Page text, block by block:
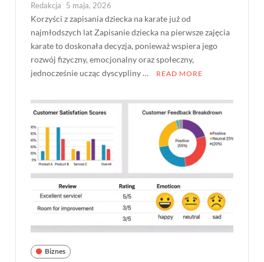
Redakcja 5 maja, 2026
Korzyści z zapisania dziecka na karate już od
najmłodszych lat Zapisanie dziecka na pierwsze zajęcia
karate to doskonała decyzja, ponieważ wspiera jego
rozwój fizyczny, emocjonalny oraz społeczny,
jednocześnie ucząc dyscypliny …
READ MORE
Biznes